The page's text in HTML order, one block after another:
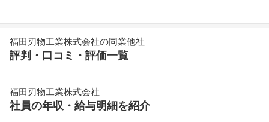
福田刃物工業株式会社の同業他社
評判・口コミ・評価一覧
福田刃物工業株式会社
社員の年収・給与明細を紹介